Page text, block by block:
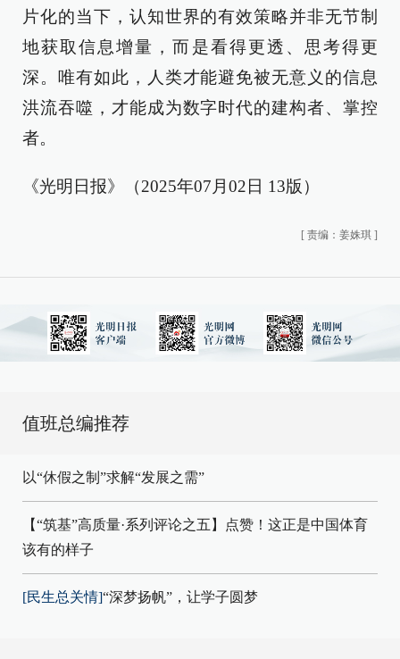
片化的当下，认知世界的有效策略并非无节制
地获取信息增量，而是看得更透、思考得更
深。唯有如此，人类才能避免被无意义的信息
洪流吞噬，才能成为数字时代的建构者、掌控
者。
《光明日报》（2025年07月02日 13版）
[ 责编：姜姝琪 ]
值班总编推荐
以“休假之制”求解“发展之需”
【“筑基”高质量·系列评论之五】点赞！这正是中国体育
该有的样子
[民生总关情]“深梦扬帆”，让学子圆梦